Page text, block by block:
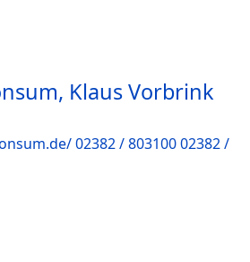
Klaus Vorbrink
02382 / 803100 02382 /